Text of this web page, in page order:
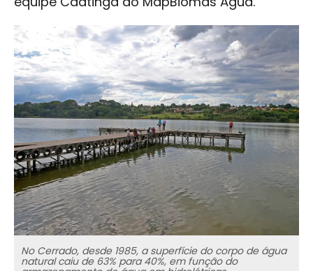
No Cerrado, desde 1985, a superfície do corpo de água
natural caiu de 63% para 40%, em função do